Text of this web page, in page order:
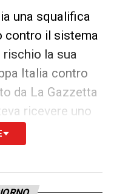
una squalifica
contro il sistema
la sua
Italia contro
da La Gazzetta
ricevere uno
di marzo, quando
avesse
23 marzo